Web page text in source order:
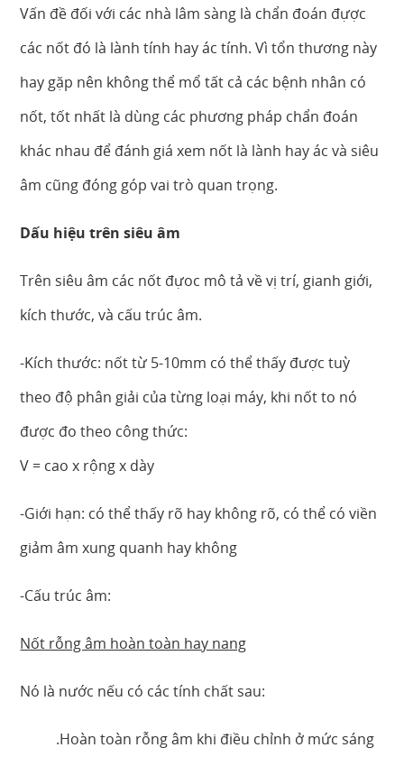
Vấn đề đối với các nhà lâm sàng là chẩn đoán đựợc
các nốt đó là lành tính hay ác tính. Vì tổn thương này
hay gặp nên không thể mổ tất cả các bệnh nhân có
nốt, tốt nhất là dùng các phương pháp chẩn đoán
khác nhau để đánh giá xem nốt là lành hay ác và siêu
âm cũng đóng góp vai trò quan trọng.
Dấu hiệu trên siêu âm
Trên siêu âm các nốt đựoc mô tả về vị trí, gianh giới,
kích thước, và cấu trúc âm.
-Kích thước: nốt từ 5-10mm có thể thấy được tuỳ
theo độ phân giải của từng loại máy, khi nốt to nó
được đo theo công thức:
V = cao x rộng x dày
-Giới hạn: có thể thấy rõ hay không rõ, có thể có viền
giảm âm xung quanh hay không
-Cấu trúc âm:
Nốt rỗng âm hoàn toàn hay nang
Nó là nước nếu có các tính chất sau:
.Hoàn toàn rỗng âm khi điều chỉnh ở mức sáng